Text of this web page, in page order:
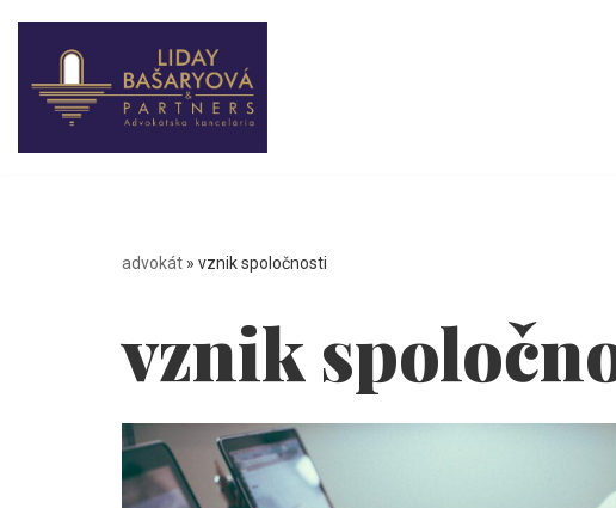
Preskočiť
advokát » vznik spoločnosti
vznik